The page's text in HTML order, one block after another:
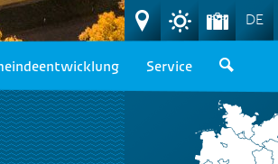
Service
DE